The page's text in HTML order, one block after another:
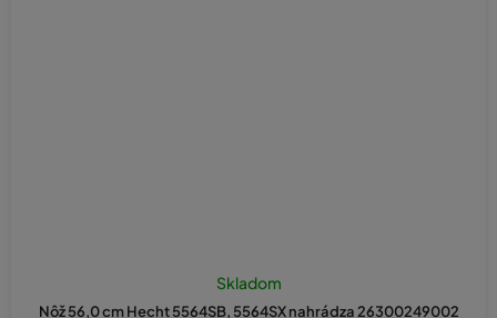
Nôž 56,0 cm Hecht 5564SB, 5564SX nahrádza 26300249002
Skladom